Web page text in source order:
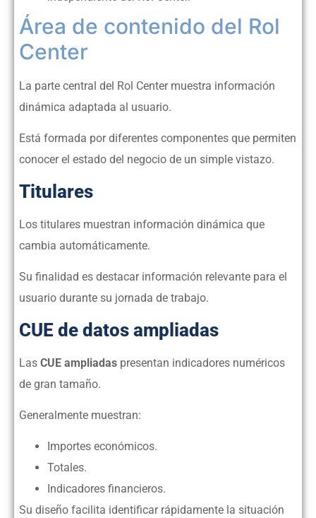
Área de contenido del Rol
Center
La parte central del Rol Center muestra información
dinámica adaptada al usuario.
Está formada por diferentes componentes que permiten
conocer el estado del negocio de un simple vistazo.
Titulares
Los titulares muestran información dinámica que
cambia automáticamente.
Su finalidad es destacar información relevante para el
usuario durante su jornada de trabajo.
CUE de datos ampliadas
Las CUE ampliadas presentan indicadores numéricos
de gran tamaño.
Generalmente muestran:
Importes económicos.
Totales.
Indicadores financieros.
Su diseño facilita identificar rápidamente la situación